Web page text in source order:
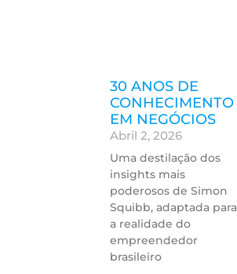
30 ANOS DE
CONHECIMENTO
EM NEGÓCIOS
Abril 2, 2026
Uma destilação dos
insights mais
poderosos de Simon
Squibb, adaptada para
a realidade do
empreendedor
brasileiro